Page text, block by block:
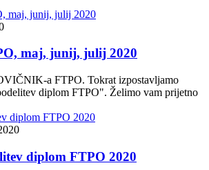
maj, junij, julij 2020
a FTPO. Tokrat izpostavljamo
diplom FTPO". Želimo vam prijetno
diplom FTPO 2020